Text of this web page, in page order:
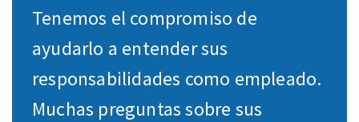
Tenemos el compromiso de
ayudarlo a entender sus
responsabilidades como empleado.
Muchas preguntas sobre sus